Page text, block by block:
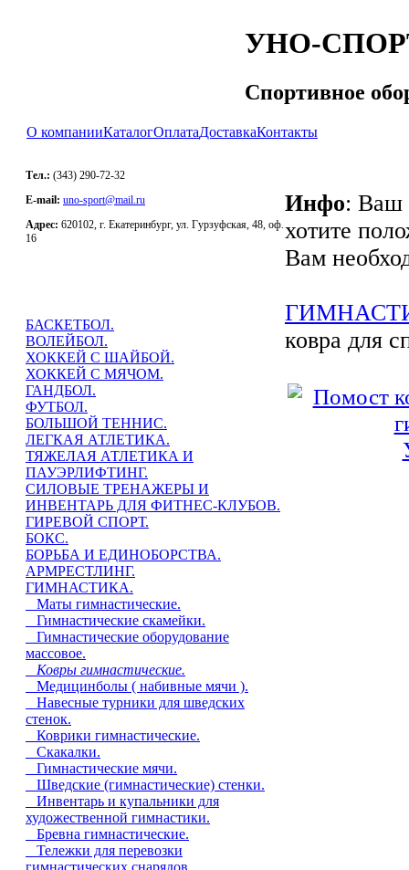
УНО-
Спортивное
О компанииКаталогОплатаДоставкаКонтакты
Тел.: (343) 290-72-32
E-mail: uno-sport@mail.ru
Адрес: 620102, г. Екатеринбург, ул. Гурзуфская, 48, оф.
16
БАСКЕТБОЛ.
ВОЛЕЙБОЛ.
ХОККЕЙ С ШАЙБОЙ.
ХОККЕЙ С МЯЧОМ.
ГАНДБОЛ.
ФУТБОЛ.
БОЛЬШОЙ ТЕННИС.
ЛЕГКАЯ АТЛЕТИКА.
ТЯЖЕЛАЯ АТЛЕТИКА И
ПАУЭРЛИФТИНГ.
СИЛОВЫЕ ТРЕНАЖЕРЫ И
ИНВЕНТАРЬ ДЛЯ ФИТНЕС-КЛУБОВ.
ГИРЕВОЙ СПОРТ.
БОКС.
БОРЬБА И ЕДИНОБОРСТВА.
АРМРЕСТЛИНГ.
ГИМНАСТИКА.
Маты гимнастические.
Гимнастические скамейки.
Гимнастические оборудование
массовое.
Ковры гимнастические.
Медицинболы ( набивные мячи ).
Навесные турники для шведских
стенок.
Коврики гимнастические.
Скакалки.
Гимнастические мячи.
Шведские (гимнастические) стенки.
Инвентарь и купальники для
художественной гимнастики.
Бревна гимнастические.
Тележки для перевозки
гимнастических снарядов.
Инфо: Ваш
хотите
Вам
ковра для